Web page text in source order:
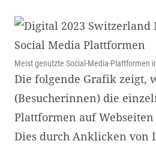
Meist genutzte Social-Media-Plattformen
Die folgende Grafik zeigt,
(Besucherinnen) die
Plattformen auf
Dies durch Anklicken von